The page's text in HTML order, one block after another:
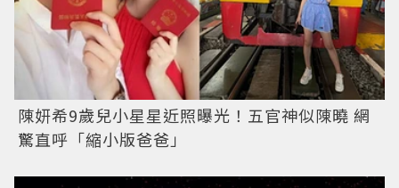
陳妍希9歲兒小星星近照曝光！五官神似陳曉 網
驚直呼「縮小版爸爸」